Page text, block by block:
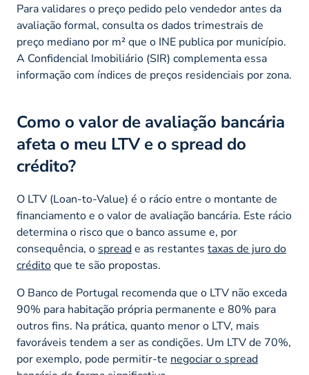
Para validares o preço pedido pelo vendedor antes da
avaliação formal, consulta os dados trimestrais de
preço mediano por m² que o INE publica por município.
A Confidencial Imobiliário (SIR) complementa essa
informação com índices de preços residenciais por zona.
Como o valor de avaliação bancária
afeta o meu LTV e o spread do
crédito?
O LTV (Loan-to-Value) é o rácio entre o montante de
financiamento e o valor de avaliação bancária. Este rácio
determina o risco que o banco assume e, por
consequência, o spreade as restantes taxas de juro do
créditoque te são propostas.
O Banco de Portugal recomenda que o LTV não exceda
90% para habitação própria permanente e 80% para
outros fins. Na prática, quanto menor o LTV, mais
favoráveis tendem a ser as condições. Um LTV de 70%,
por exemplo, pode permitir-te negociar o spread